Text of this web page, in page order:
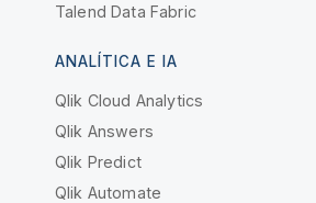
Talend Data Fabric
ANALÍTICA E IA
Qlik Cloud Analytics
Qlik Answers
Qlik Predict
Qlik Automate